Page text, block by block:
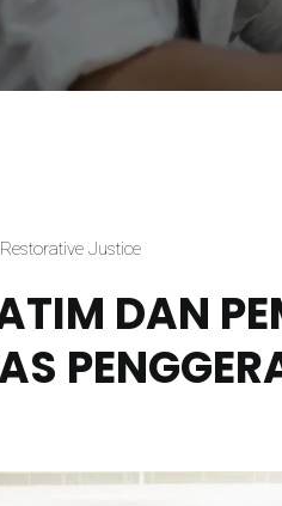
Justice
DAN